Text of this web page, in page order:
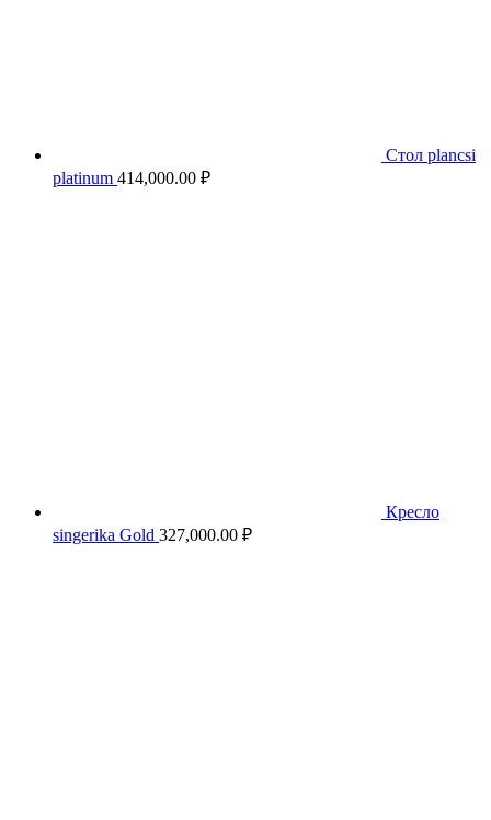
Стол plancsi
platinum 414,000.00 ₽
Кресло
singerika Gold 327,000.00 ₽